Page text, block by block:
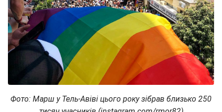
Фото: Марш у Тель-Авіві цього року зібрав близько 250